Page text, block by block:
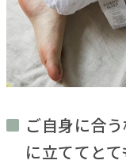
ご自身に合
に立ててと